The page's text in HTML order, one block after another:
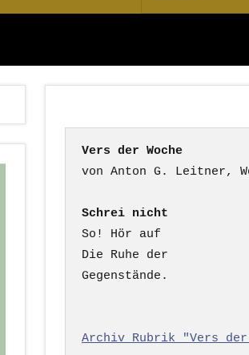
nach:
Vers der Woche
Schrei nicht
So! Hör auf
Die Ruhe der
Gegenstände.
Archiv Rubrik "Vers der